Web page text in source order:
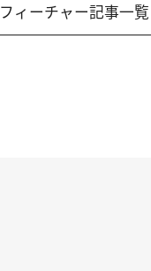
フィーチャー記事一覧